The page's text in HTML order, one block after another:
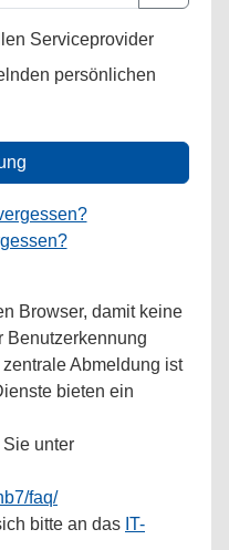
Serviceprovider
persönlichen
Browser, damit keine
Benutzerkennung
Abmeldung ist
bieten ein
unter
faq/
bitte an das IT-